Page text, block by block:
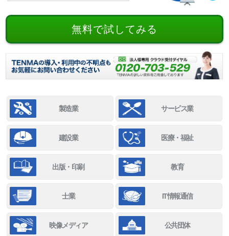
無料で試してみる
製造業 サービス業
建設業 医療・福祉
出版・印刷 教育
士業 IT情報通信
映像メディア 公共団体